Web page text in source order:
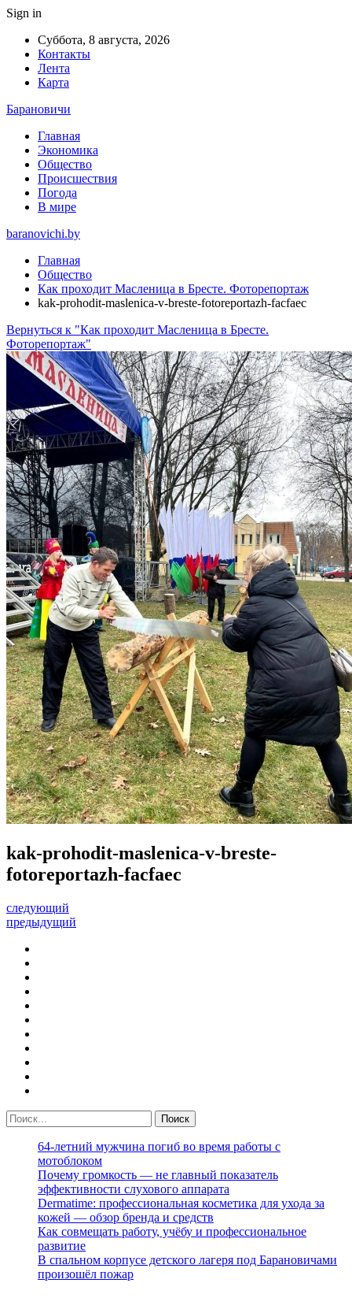
Sign in
Суббота, 8 августа, 2026
Контакты
Лента
Карта
Барановичи
Главная
Экономика
Общество
Происшествия
Погода
В мире
baranovichi.by
Главная
Общество
Как проходит Масленица в Бресте. Фоторепортаж
kak-prohodit-maslenica-v-breste-fotoreportazh-facfaec
Вернуться к "Как проходит Масленица в Бресте.
Фоторепортаж"
kak-prohodit-maslenica-v-breste-
fotoreportazh-facfaec
следующий
предыдущий
64-летний мужчина погиб во время работы с
мотоблоком
Почему громкость — не главный показатель
эффективности слухового аппарата
Dermatime: профессиональная косметика для ухода за
кожей — обзор бренда и средств
Как совмещать работу, учёбу и профессиональное
развитие
В спальном корпусе детского лагеря под Барановичами
произошёл пожар